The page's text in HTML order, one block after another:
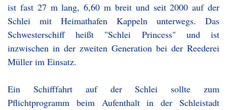
ist fast 27 m lang, 6,60 m breit und seit 2000 auf der
Schlei mit Heimathafen Kappeln unterwegs. Das
Schwesterschiff heißt "Schlei Princess" und ist
inzwischen in der zweiten Generation bei der Reederei
Müller im Einsatz.
Ein Schifffahrt auf der Schlei sollte zum
Pflichtprogramm beim Aufenthalt in der Schleistadt